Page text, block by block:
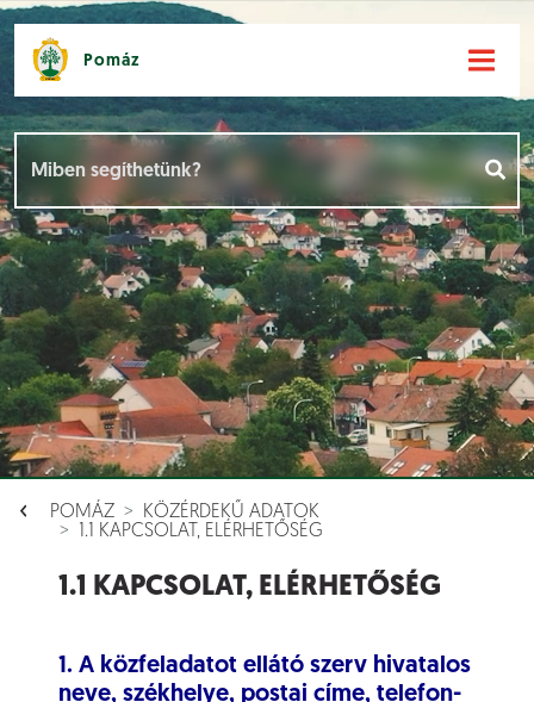
Pomáz
POMÁZ
KÖZÉRDEKŰ ADATOK
1.1 KAPCSOLAT, ELÉRHETŐSÉG
1.1 KAPCSOLAT, ELÉRHETŐSÉG
1.A közfeladatot ellátó szerv hivatalos
neve, székhelye, postai címe, telefon-
Események []
Dokumentumok [ ]
Aloldalak []